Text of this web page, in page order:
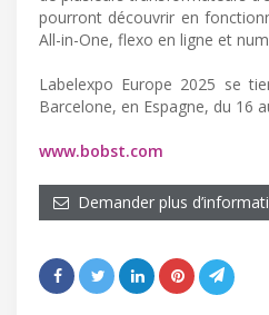
pourront découvrir en
All-in-One, flexo en ligne et
Labelexpo Europe 2025 se
Barcelone, en Espagne, du 16
www.bobst.com
Demander plus